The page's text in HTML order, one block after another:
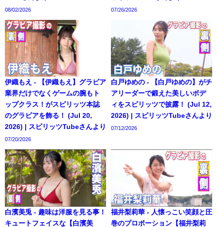
08/02/2026 07/26/2026
伊織もえ - 【伊織もえ】グラビア
業界だけでなくゲームの腕もト
ップクラス！がスピリッツ本誌
のグラビアを飾る！ (Jul 20,
2026) | スピリッツTubeさんより
07/20/2026
白戸ゆめの - 【白戸ゆめの】がチ
アリーダーで鍛えた美しいボデ
ィをスピリッツで披露！ (Jul 12,
2026) | スピリッツTubeさんより
07/12/2026
白濱美兎 - 趣味は洋服を見る事！
キュートフェイスな【白濱美
福井梨莉華 - 人懐っこい笑顔と圧
巻のプロポーション【福井梨莉